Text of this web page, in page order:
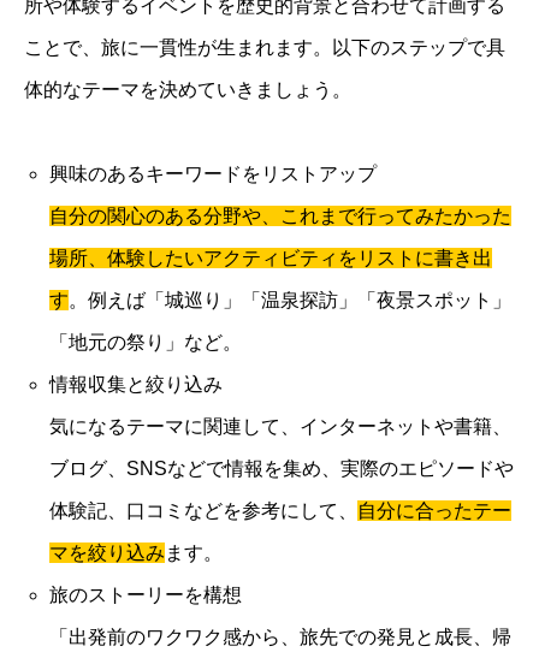
所や体験するイベントを歴史的背景と合わせて計画する
ことで、旅に一貫性が生まれます。以下のステップで具
体的なテーマを決めていきましょう。
興味のあるキーワードをリストアップ
自分の関心のある分野や、これまで行ってみたかった
場所、体験したいアクティビティをリストに書き出
す。例えば「城巡り」「温泉探訪」「夜景スポット」
「地元の祭り」など。
情報収集と絞り込み
気になるテーマに関連して、インターネットや書籍、
ブログ、SNSなどで情報を集め、実際のエピソードや
体験記、口コミなどを参考にして、 自分に合ったテー
マを絞り込み ます。
旅のストーリーを構想
「出発前のワクワク感から、旅先での発見と成長、帰